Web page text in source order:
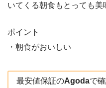
いてくる朝食もとっても美
ポイント
・朝食がおいしい
最安値保証のAgodaで